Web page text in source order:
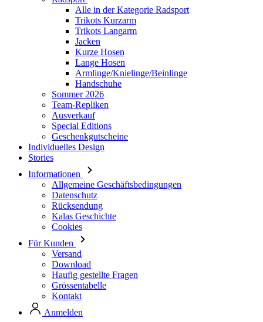
Alle in der Kategorie Radsport
Trikots Kurzarm
Trikots Langarm
Jacken
Kurze Hosen
Lange Hosen
Armlinge/Knielinge/Beinlinge
Handschuhe
Sommer 2026
Team-Repliken
Ausverkauf
Special Editions
Geschenkgutscheine
Individuelles Design
Stories
Informationen
Allgemeine Geschäftsbedingungen
Datenschutz
Rücksendung
Kalas Geschichte
Cookies
Für Kunden
Versand
Download
Haufig gestellte Fragen
Grössentabelle
Kontakt
Anmelden